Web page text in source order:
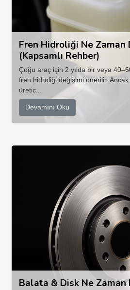
Fren Hidroliği Ne Zaman
(Kapsamlı Rehber)
Çoğu araç için 2 yılda bir veya
fren hidroliği değişimi önerilir.
üretic...
Devamını Oku
Balata & Disk Ne Zaman